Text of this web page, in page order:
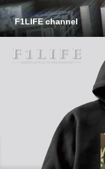
F1LIFE channel